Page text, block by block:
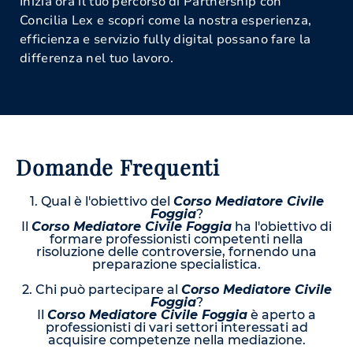
Concilia Lex e scopri come la nostra esperienza,
efficienza e servizio fully digital possano fare la
differenza nel tuo lavoro.
Domande Frequenti
1. Qual è l'obiettivo del Corso Mediatore Civile
Foggia?
Corso Mediatore Civile Foggia ha l'obiettivo di
formare professionisti competenti nella
risoluzione delle controversie, fornendo una
preparazione specialistica.
2. Chi può partecipare al Corso Mediatore Civile
Foggia?
Corso Mediatore Civile Foggia è aperto a
professionisti di vari settori interessati ad
acquisire competenze nella mediazione.